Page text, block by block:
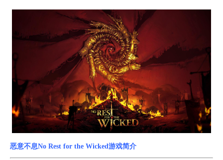
恶意不息No Rest for the Wicked游戏简介